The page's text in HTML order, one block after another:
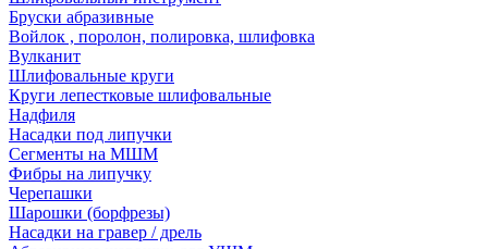
Бруски абразивные
Войлок , поролон, полировка, шлифовка
Вулканит
Шлифовальные круги
Круги лепестковые шлифовальные
Надфиля
Насадки под липучки
Сегменты на МШМ
Фибры на липучку
Черепашки
Шарошки (борфрезы)
Насадки на гравер / дрель